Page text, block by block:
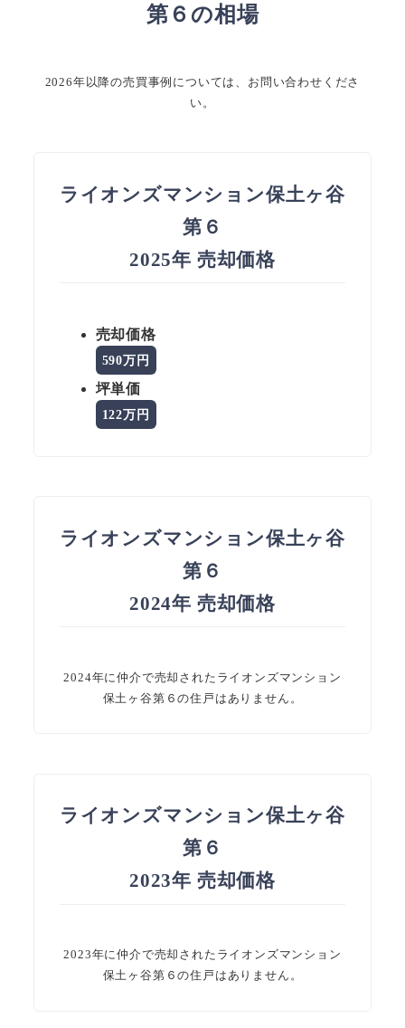
第６の相場
2026年以降の売買事例については、お問い合わせくださ
い。
ライオンズマンション保土ヶ谷
第６
2025年 売却価格
売却価格
590万円
坪単価
122万円
ライオンズマンション保土ヶ谷
第６
2024年 売却価格
2024年に仲介で売却されたライオンズマンション
保土ヶ谷第６の住戸はありません。
ライオンズマンション保土ヶ谷
第６
2023年 売却価格
2023年に仲介で売却されたライオンズマンション
保土ヶ谷第６の住戸はありません。